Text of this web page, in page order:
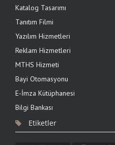
sunuluyor
6.03.2024
16.04.2020
Kurumsal lojistik, kargo vb.
KARGO web sitesi tasarımı
Teslim aldığı gönderilerin yaklaşık
Katalog Tasarımı
Tanıtım Filmi
Yazılım Hizmetleri
Reklam Hizmetleri
MTHS Hizmeti
Bayi Otomasyonu
E-İmza Kütüphanesi
Bilgi Bankası
Etiketler